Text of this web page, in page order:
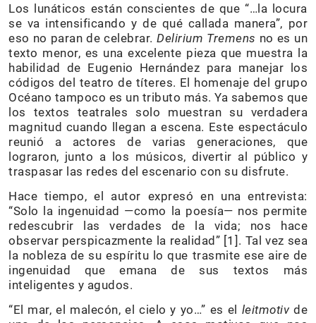
Los lunáticos están conscientes de que “…la locura
se va intensificando y de qué callada manera”, por
eso no paran de celebrar.Delirium Tremens no es un
texto menor, es una excelente pieza que muestra la
habilidad de Eugenio Hernández para manejar los
códigos del teatro de títeres. El homenaje del grupo
Océano tampoco es un tributo más. Ya sabemos que
los textos teatrales solo muestran su verdadera
magnitud cuando llegan a escena. Este espectáculo
reunió a actores de varias generaciones, que
lograron, junto a los músicos, divertir al público y
traspasar las redes del escenario con su disfrute.
Hace tiempo, el autor expresó en una entrevista:
“Solo la ingenuidad —como la poesía— nos permite
redescubrir las verdades de la vida; nos hace
observar perspicazmente la realidad” [1]. Tal vez sea
la nobleza de su espíritu lo que trasmite ese aire de
ingenuidad que emana de sus textos más
inteligentes y agudos.
“El mar, el malecón, el cielo y yo…” es el leitmotivde